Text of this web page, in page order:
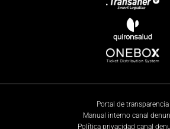
Portal de transparencia
Manual interno canal
Política privacidad canal